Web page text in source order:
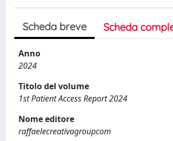
Scheda breve Scheda
Anno
2024
Titolo del volume
1st Patient Access Report 2024
Nome editore
raffaelecreativagroupcom